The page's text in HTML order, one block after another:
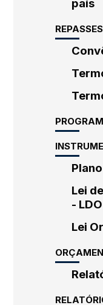
país
REPASSES
Lei
- LDO
Lei